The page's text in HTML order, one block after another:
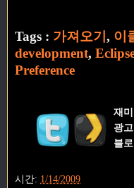
Tags : 가져오기 , 이
development,
Preference
재
광
블
시간: 1/14/2009